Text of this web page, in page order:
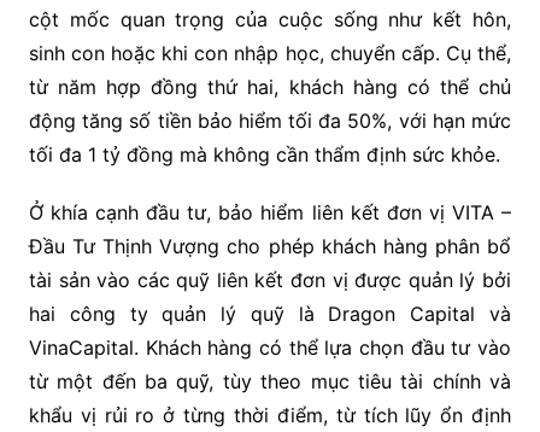
cột mốc quan trọng của cuộc sống như kết hôn,
sinh con hoặc khi con nhập học, chuyển cấp. Cụ thể,
từ năm hợp đồng thứ hai, khách hàng có thể chủ
động tăng số tiền bảo hiểm tối đa 50%, với hạn mức
tối đa 1 tỷ đồng mà không cần thẩm định sức khỏe.
Ở khía cạnh đầu tư, bảo hiểm liên kết đơn vị VITA –
Đầu Tư Thịnh Vượng cho phép khách hàng phân bổ
tài sản vào các quỹ liên kết đơn vị được quản lý bởi
hai công ty quản lý quỹ là Dragon Capital và
VinaCapital. Khách hàng có thể lựa chọn đầu tư vào
từ một đến ba quỹ, tùy theo mục tiêu tài chính và
khẩu vị rủi ro ở từng thời điểm, từ tích lũy ổn định